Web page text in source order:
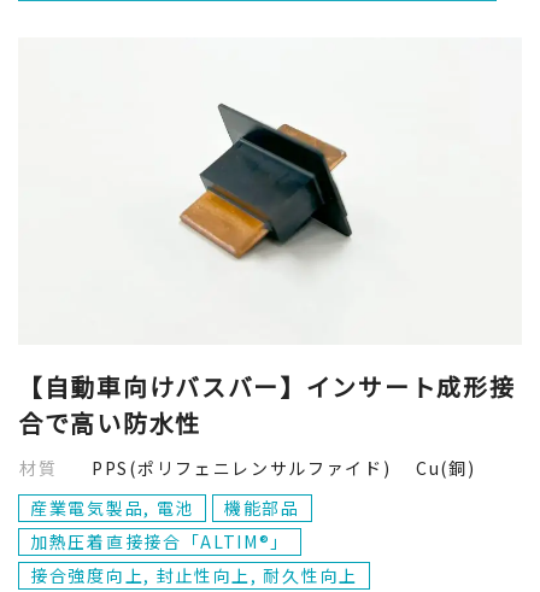
【自動車向けバスバー】インサート成形接
合で高い防水性
材質
PPS(ポリフェニレンサルファイド) Cu(銅)
産業電気製品, 電池
機能部品
加熱圧着直接接合「ALTIM®」
接合強度向上, 封止性向上, 耐久性向上